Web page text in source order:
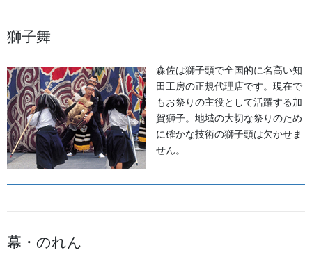
お知らせ
2026年8月
2026年7月
2026年6月
2025年7月
獅子舞
森佐は獅子頭で全国的に名高い知
田工房の正規代理店です。現在で
もお祭りの主役として活躍する加
賀獅子。地域の大切な祭りのため
に確かな技術の獅子頭は欠かせま
せん。
幕・のれん